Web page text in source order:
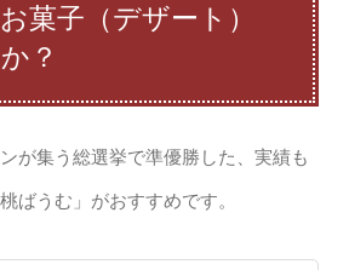
菓子（デザート）
？
が集う総選挙で準優勝した、実績も
ばうむ」がおすすめです。